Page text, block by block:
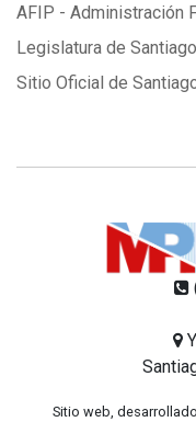
AFIP - Administración
Legislatura de
Sitio Oficial de
Sitio web,